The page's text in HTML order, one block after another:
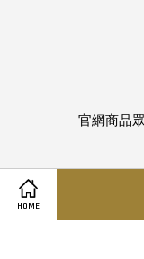
HOME
官網商品